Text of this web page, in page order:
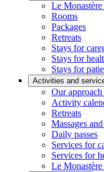
Le
Rooms
Packages
Retreats
Stays for
Stays for
Stays for
Activities and
Our
Activity
Retreats
Massages
Daily passes
Services for
Services for
Le Monastère